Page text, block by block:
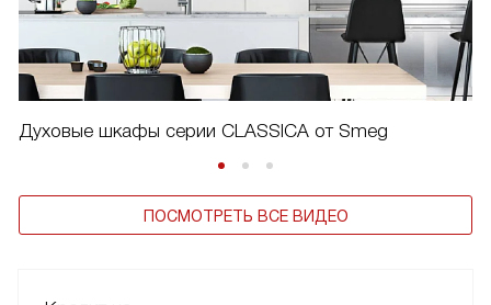
Духовые шкафы серии CLASSICA от Smeg
ПОСМОТРЕТЬ ВСЕ ВИДЕО